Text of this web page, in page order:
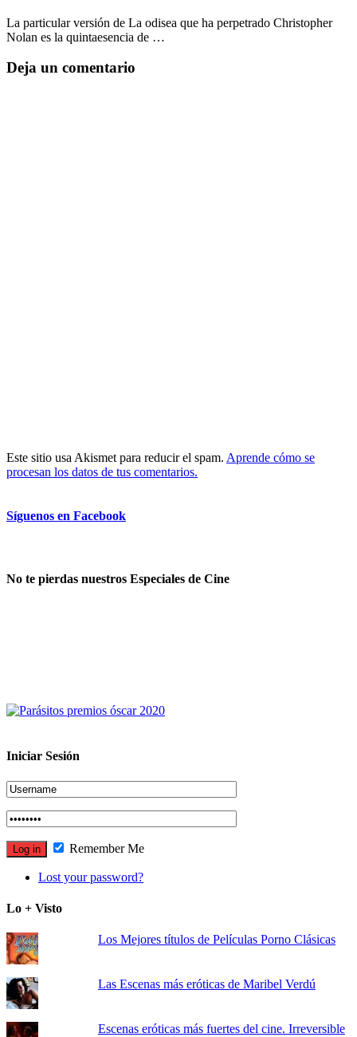
La particular versión de La odisea que ha perpetrado Christopher
Nolan es la quintaesencia de …
Deja un comentario
Este sitio usa Akismet para reducir el spam. Aprende cómo se
procesan los datos de tus comentarios.
Síguenos en Facebook
No te pierdas nuestros Especiales de Cine
Iniciar Sesión
Remember Me
Lost your password?
Lo + Visto
Los Mejores títulos de Películas Porno Clásicas
Las Escenas más eróticas de Maribel Verdú
Escenas eróticas más fuertes del cine. Irreversible